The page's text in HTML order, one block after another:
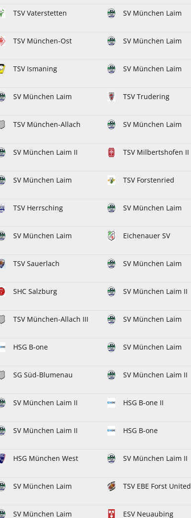
TSV Vaterstetten SV München Laim
TSV München-Ost SV München Laim
TSV Ismaning SV München Laim
SV München Laim TSV Trudering
TSV München-Allach SV München Laim
SV München Laim II TSV Milbertshofen II
SV München Laim TSV Forstenried
TSV Herrsching SV München Laim
SV München Laim Eichenauer SV
TSV Sauerlach SV München Laim
SHC Salzburg SV München Laim II
TSV München-Allach III SV München Laim
HSG B-one SV München Laim
SG Süd-Blumenau SV München Laim II
SV München Laim II HSG B-one II
SV München Laim II HSG B-one
HSG München West SV München Laim II
SV München Laim TSV EBE Forst United
SV München Laim ESV Neuaubing